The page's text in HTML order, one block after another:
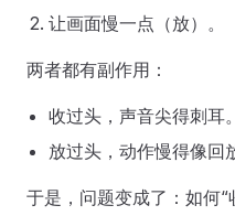
让画面慢一点（放）。
两者都有副作用：
收过头，声音尖得刺耳。
放过头，动作慢得像回
于是，问题变成了：如何“